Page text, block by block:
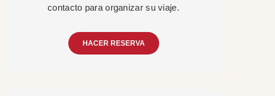
contacto para organizar su viaje.
HACER RESERVA